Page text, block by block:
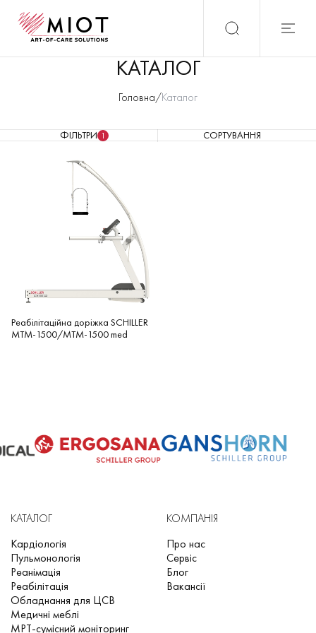
КАТАЛОГ
Головна/Каталог
ФІЛЬТРИ 1 СОРТУВАННЯ
Реабілітаційна доріжка SCHILLER
MTM-1500/MTM-1500 med
КАТАЛОГ
Кардіологія
Пульмонологія
Реанімація
Реабілітація
Обладнання для ЦСВ
Медичні меблі
МРТ-сумісний моніторинг
КОМПАНІЯ
Про нас
Сервіс
Блог
Вакансії